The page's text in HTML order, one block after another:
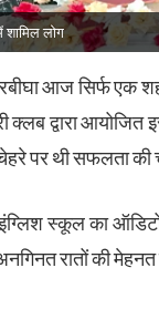
शामिल लोग
आज सिर्फ एक
क्लब द्वारा आयोजित
पर थी सफलता की
स्कूल का
रातों की